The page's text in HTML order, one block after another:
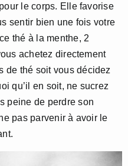
le corps. Elle favorise
sentir bien une fois votre
thé à la menthe, 2
achetez directement
de thé soit vous décidez
qu’il en soit, ne sucrez
peine de perdre son
pas parvenir à avoir le